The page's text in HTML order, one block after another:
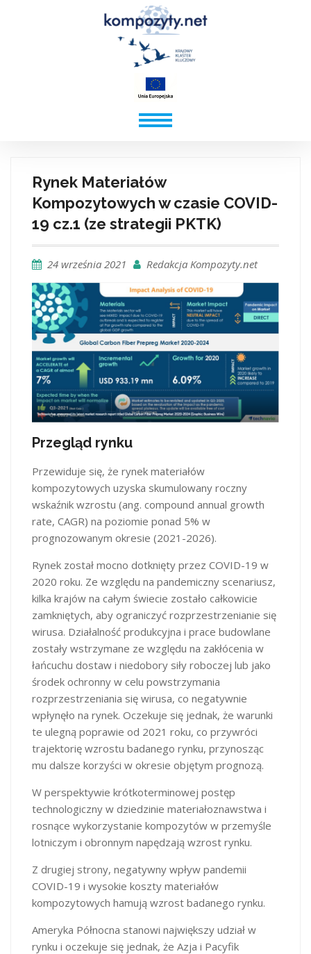
Rynek Materiałów
Kompozytowych w czasie COVID-
19 cz.1 (ze strategii PKTK)
24 września 2021 Redakcja Kompozyty.net
Przegląd rynku
Przewiduje się, że rynek materiałów
kompozytowych uzyska skumulowany roczny
wskaźnik wzrostu (ang. compound annual growth
rate, CAGR) na poziomie ponad 5% w
prognozowanym okresie (2021-2026).
Rynek został mocno dotknięty przez COVID-19 w
2020 roku. Ze względu na pandemiczny scenariusz,
kilka krajów na całym świecie zostało całkowicie
zamkniętych, aby ograniczyć rozprzestrzenianie się
wirusa. Działalność produkcyjna i prace budowlane
zostały wstrzymane ze względu na zakłócenia w
łańcuchu dostaw i niedobory siły roboczej lub jako
środek ochronny w celu powstrzymania
rozprzestrzeniania się wirusa, co negatywnie
wpłynęło na rynek. Oczekuje się jednak, że warunki
te ulegną poprawie od 2021 roku, co przywróci
trajektorię wzrostu badanego rynku, przynosząc
mu dalsze korzyści w okresie objętym prognozą.
W perspektywie krótkoterminowej postęp
technologiczny w dziedzinie materiałoznawstwa i
rosnące wykorzystanie kompozytów w przemyśle
lotniczym i obronnym napędzają wzrost rynku.
Z drugiej strony, negatywny wpływ pandemii
COVID-19 i wysokie koszty materiałów
kompozytowych hamują wzrost badanego rynku.
Ameryka Północna stanowi największy udział w
rynku i oczekuje się jednak, że Azja i Pacyfik